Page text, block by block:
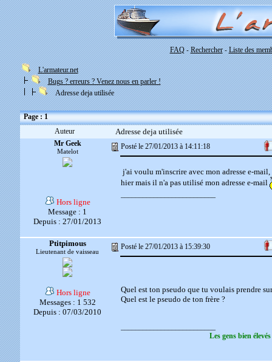
FAQ-Rechercher-Liste des
L'armateur.net
Bugs ? erreurs ? Venez nous en parler !
Adresse deja utilisée
Page : 1
Auteur
Adresse deja utilisée
Mr Geek
Matelot
Posté le 27/01/2013 à 14:11:18
Hors ligne
Message : 1
Depuis : 27/01/2013
j'ai voulu m'inscrire avec mon adresse e-
hier mais il n'a pas utilisé mon adresse e-mail
Ptitpimous
Lieutenant de vaisseau
Posté le 27/01/2013 à 15:39:30
Hors ligne
Messages : 1 532
Depuis : 07/03/2010
Quel est ton pseudo que tu voulais prendre
Quel est le pseudo de ton frère ?
Les gens bien